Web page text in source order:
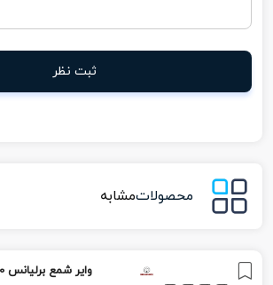
ثبت نظر
محصولاتمشابه
وایر شمع برلیانس H230